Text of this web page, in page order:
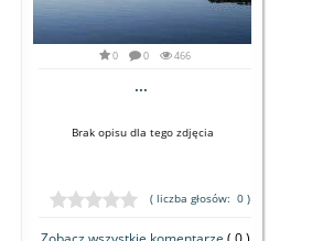
0 0 466
...
Brak opisu dla tego zdjęcia
( liczba głosów: 0 )